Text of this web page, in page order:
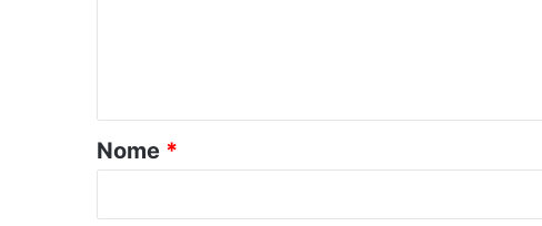
o
*
Nome *